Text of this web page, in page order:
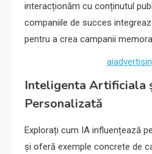
interacționăm cu conținutul
companiile de succes
pentru a crea campanii
Inteligenta Artificiala
Personalizată
Explorați cum IA influențează
și oferă exemple concrete de